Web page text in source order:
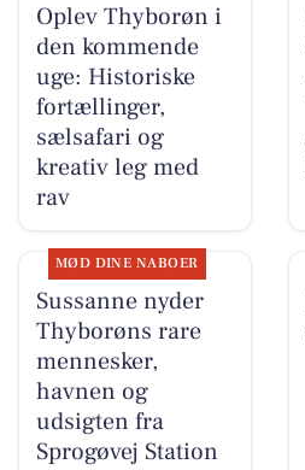
Oplev Thyborøn i
den kommende
uge: Historiske
fortællinger,
sælsafari og
kreativ leg med
rav
MØD DINE NABOER
Sussanne nyder
Thyborøns rare
mennesker,
havnen og
udsigten fra
Sprogøvej Station